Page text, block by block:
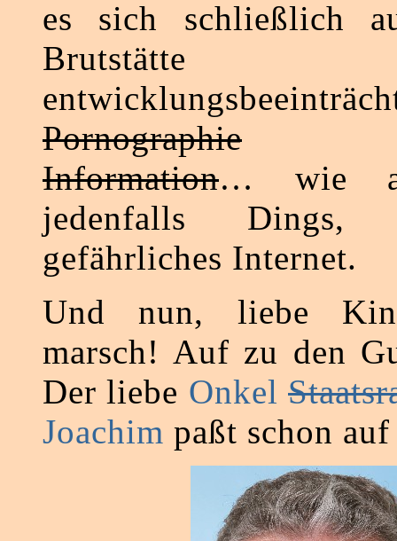
es sich schließlich
Pornographie
Information… wie
jedenfalls Dings,
gefährliches Internet.
Und nun, liebe
marsch! Auf zu den
Der liebe Onkel
Joachim paßt schon